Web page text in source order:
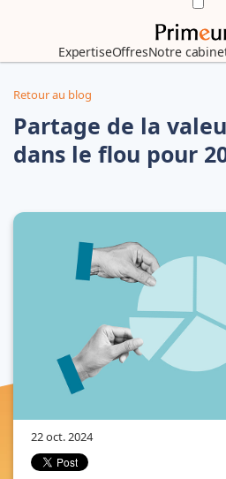
ExpertiseOffresNotre
Retour au blog
Partage de la
dans le flou pour
22 oct. 2024